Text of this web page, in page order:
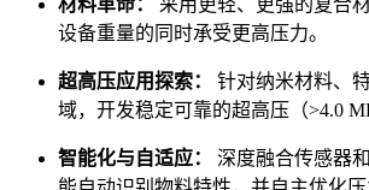
材料革命：
采用更轻、更强的复合
设备重量的同时承受更高压力。
超高压应用探索：
针对纳米材料、
域，开发稳定可靠的超高压（>4.0
智能化与自适应：
深度融合传感器